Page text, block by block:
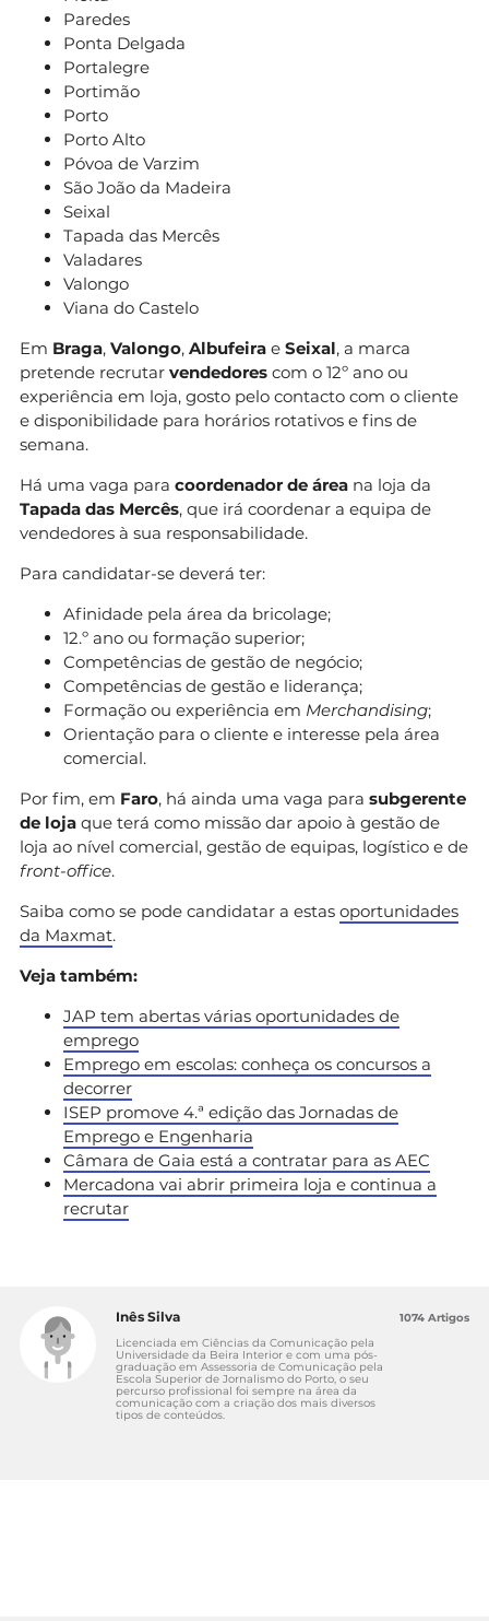
Paredes
Ponta Delgada
Portalegre
Portimão
Porto
Porto Alto
Póvoa de Varzim
São João da Madeira
Seixal
Tapada das Mercês
Valadares
Valongo
Viana do Castelo
Em Braga, Valongo, Albufeira e Seixal, a marca
pretende recrutar vendedores com o 12º ano ou
experiência em loja, gosto pelo contacto com o cliente
e disponibilidade para horários rotativos e fins de
semana.
Há uma vaga para coordenador de área na loja da
Tapada das Mercês, que irá coordenar a equipa de
vendedores à sua responsabilidade.
Para candidatar-se deverá ter:
Afinidade pela área da bricolage;
12.º ano ou formação superior;
Competências de gestão de negócio;
Competências de gestão e liderança;
Formação ou experiência em Merchandising;
Orientação para o cliente e interesse pela área
comercial.
Por fim, em Faro, há ainda uma vaga para subgerente
de loja que terá como missão dar apoio à gestão de
loja ao nível comercial, gestão de equipas, logístico e de
front-office.
Saiba como se pode candidatar a estas oportunidades
da Maxmat.
Veja também:
JAP tem abertas várias oportunidades de
emprego
Emprego em escolas: conheça os concursos a
decorrer
ISEP promove 4.ª edição das Jornadas de
Emprego e Engenharia
Câmara de Gaia está a contratar para as AEC
Mercadona vai abrir primeira loja e continua a
recrutar
Inês Silva
Licenciada em Ciências da Comunicação pela
Universidade da Beira Interior e com uma pós-
graduação em Assessoria de Comunicação pela
Escola Superior de Jornalismo do Porto, o seu
percurso profissional foi sempre na área da
comunicação com a criação dos mais diversos
tipos de conteúdos.
1074 Artigos